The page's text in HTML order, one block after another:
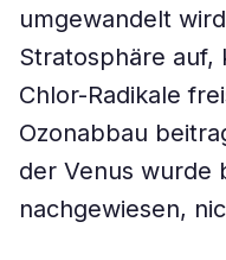
umgewandelt
Stratosphäre auf,
Chlor-Radikale
Ozonabbau
der Venus wurde
nachgewiesen,